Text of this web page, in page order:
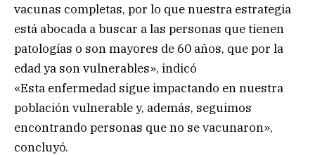
vacunas completas, por lo que nuestra estrategia
está abocada a buscar a las personas que tienen
patologías o son mayores de 60 años, que por la
edad ya son vulnerables», indicó
«Esta enfermedad sigue impactando en nuestra
población vulnerable y, además, seguimos
encontrando personas que no se vacunaron»,
concluyó.